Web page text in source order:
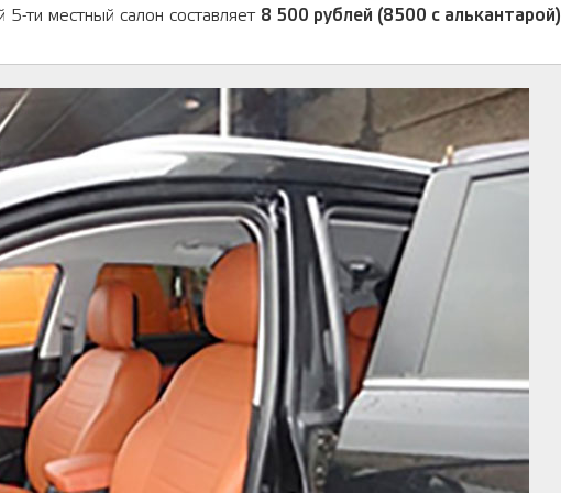
ти местный салон составляет 8 500 рублей (8500 с алькантарой)